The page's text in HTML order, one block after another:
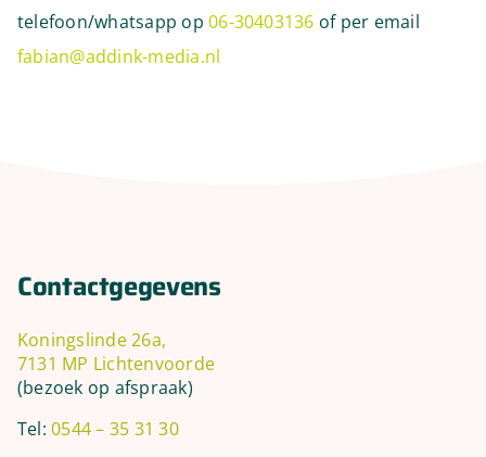
telefoon/whatsapp op06-30403136 of per email
fabian@addink-media.nl
Contactgegevens
Koningslinde 26a,
7131 MP Lichtenvoorde
(bezoek op afspraak)
Tel:0544 – 35 31 30